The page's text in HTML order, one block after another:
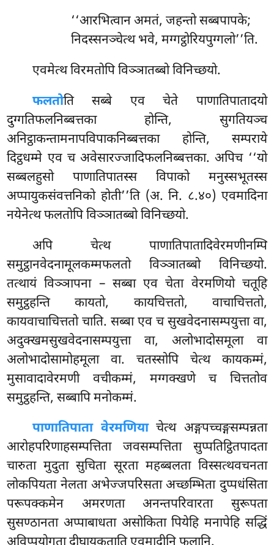
‘‘आरभित्वानअमतं, जहन्तो सब्बपापके;
निदस्सनञ्चेत्थ भवे, मग्गट्ठोरियपुग्गलो’’ति.
एवमेत्थ विरमतोपि विञ्ञातब्बो विनिच्छयो.
फलतोति सब्बे एव चेते पाणातिपातादयो
दुग्गतिफलनिब्बत्तका होन्ति, सुगतियञ्च
अनिट्ठाकन्तामनापविपाकनिब्बत्तका होन्ति, सम्पराये
दिट्ठधम्मे एव च अवेसारज्जादिफलनिब्बत्तका. अपिच ‘‘यो
सब्बलहुसो पाणातिपातस्स विपाको मनुस्सभूतस्स
अप्पायुकसंवत्तनिको होती’’ति (अ. नि. ८.४०) एवमादिना
नयेनेत्थ फलतोपि विञ्ञातब्बो विनिच्छयो.
अपि चेत्थ पाणातिपातादिवेरमणीनम्पि
समुट्ठानवेदनामूलकम्मफलतो विञ्ञातब्बो विनिच्छयो.
तत्थायं विञ्ञापना – सब्बा एव चेता वेरमणियो चतूहि
समुट्ठहन्ति कायतो, कायचित्ततो, वाचाचित्ततो,
कायवाचाचित्ततो चाति. सब्बा एव च सुखवेदनासम्पयुत्ता वा,
अदुक्खमसुखवेदनासम्पयुत्ता वा, अलोभादोसमूला वा
अलोभादोसामोहमूला वा. चतस्सोपि चेत्थ कायकम्मं,
मुसावादावेरमणी वचीकम्मं, मग्गक्खणे च चित्ततोव
समुट्ठहन्ति, सब्बापि मनोकम्मं.
पाणातिपाता वेरमणियाचेत्थ अङ्गपच्चङ्गसम्पन्नता
आरोहपरिणाहसम्पत्तिता जवसम्पत्तिता सुप्पतिट्ठितपादता
चारुता मुदुता सुचिता सूरता महब्बलता विस्सत्थवचनता
लोकपियता नेलता अभेज्जपरिसता अच्छम्भिता दुप्पधंसिता
परूपक्कमेन अमरणता अनन्तपरिवारता सुरूपता
सुसण्ठानता अप्पाबाधता असोकिता पियेहि मनापेहि सद्धिं